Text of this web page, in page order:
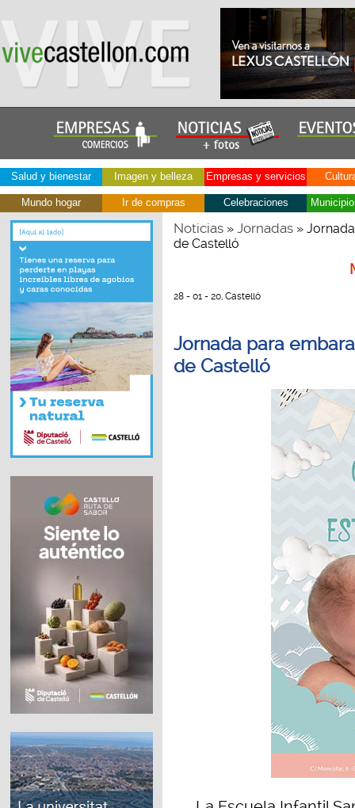
Salud y bienestar Imagen y belleza Empresas y servicios
Mundo hogar Ir de compras Celebraciones
Noticias» Jornadas»
de Castelló
28 - 01 - 20, Castelló
Jornada para
de Castelló